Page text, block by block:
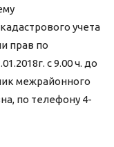
учета
прав по
с 9.00 ч. до
межрайонного
по телефону 4-